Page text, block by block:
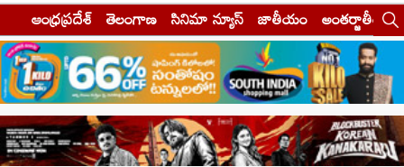
ఆంధ్రప్రదేశ్ తెలంగాణ సినిమా న్యూస్ జాతీయం అంతర్జాతీయం